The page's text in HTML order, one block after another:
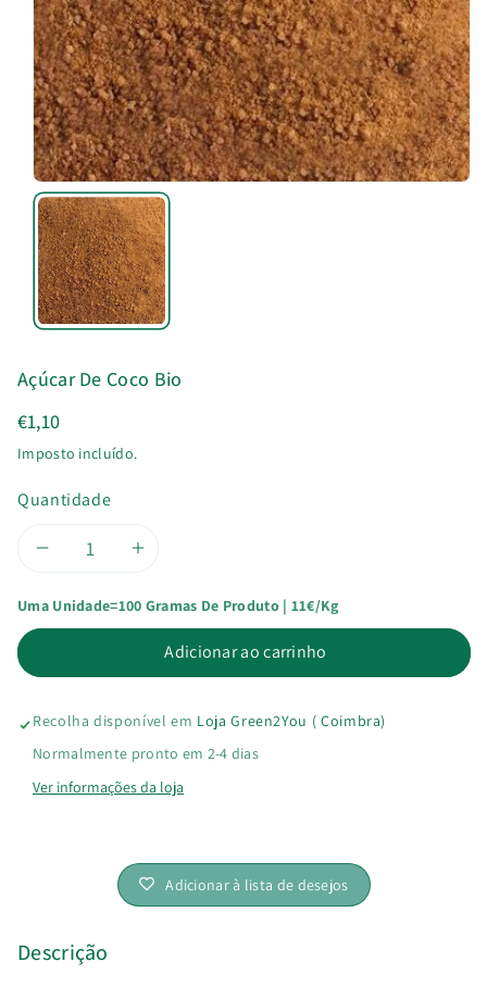
u
t
o
Açúcar De Coco Bio
€1,10
Imposto incluído.
Quantidade
Diminuir
a
quantidade
de
Açúcar
de
Aumentar
a
quantidade
de
Açúcar
de
Bio
Uma Unidade=100 Gramas De Produto | 11€/kg
Adicionar ao carrinho
Recolha disponível em Loja Green2You ( Coimbra)
Normalmente pronto em 2-4 dias
Ver informações da loja
Adicionar à lista de desejos
Descrição